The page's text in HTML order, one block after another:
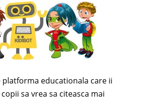
educationala care ii
sa vrea sa citeasca mai